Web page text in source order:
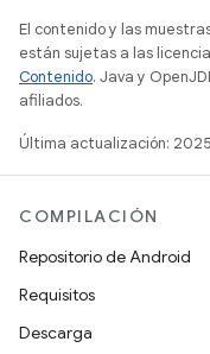
El contenido y las
están sujetas a las
Contenido. Java y
afiliados.
Última actualización:
COMPILACIÓN
Repositorio de Android
Requisitos
Descarga